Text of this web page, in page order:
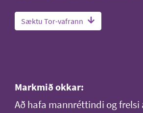
Sæktu Tor-vafrann
Markmið okkar:
Að hafa mannréttindi og frelsi